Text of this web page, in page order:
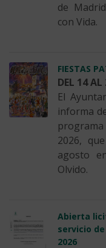
de
con Vida.
FIESTAS
DEL 14
El
informa
2026,
agosto
Olvido.
Abierta
servicio
2026